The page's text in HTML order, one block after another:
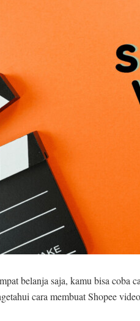
belanja saja, kamu bisa coba
cara membuat Shopee